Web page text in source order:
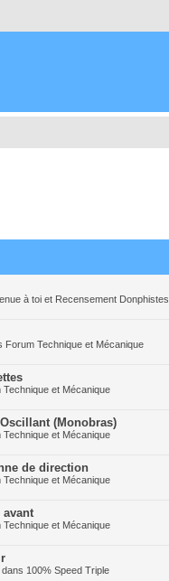
à toi et Recensement Donphistes
Forum Technique et Mécanique
Technique et Mécanique
(Monobras)
Technique et Mécanique
de direction
Technique et Mécanique
avant
Technique et Mécanique
100% Speed Triple